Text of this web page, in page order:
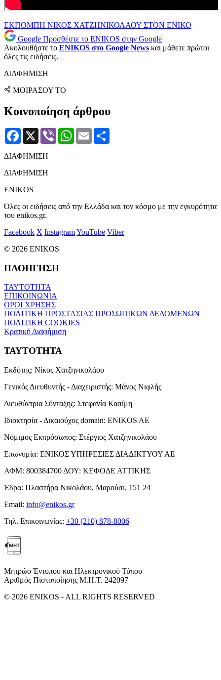
ΕΚΠΟΜΠΗ ΝΙΚΟΣ ΧΑΤΖΗΝΙΚΟΛΑΟΥ ΣΤΟΝ ΕΝΙΚΟ
Google Προσθέστε το ENIKOS στην Google
Ακολουθήστε το ENIKOS στο Google News και μάθετε πρώτοι
όλες τις ειδήσεις.
ΔΙΑΦΗΜΙΣΗ
ΜΟΙΡΑΣΟΥ ΤΟ
Κοινοποίηση άρθρου
Facebook
X Viber WhatsApp
Email
ΔΙΑΦΗΜΙΣΗ
ΔΙΑΦΗΜΙΣΗ
ENIKOS
Όλες οι ειδήσεις από την Ελλάδα και τον κόσμο με την εγκυρότητα
του enikos.gr.
Facebook X InstagramYouTube Viber
© 2026 ENIKOS
ΠΛΟΗΓΗΣΗ
ΤΑΥΤΟΤΗΤΑ
ΕΠΙΚΟΙΝΩΝΙΑ
ΟΡΟΙ ΧΡΗΣΗΣ
ΠΟΛΙΤΙΚΗ ΠΡΟΣΤΑΣΙΑΣ ΠΡΟΣΩΠΙΚΩΝ ΔΕΔΟΜΕΝΩΝ
ΠΟΛΙΤΙΚΗ COOKIES
Κρατική Διαφήμιση
ΤΑΥΤΟΤΗΤΑ
Εκδότης: Νίκος Χατζηνικολάου
Γενικός Διευθυντής - Διαχειριστής: Μάνος Νιφλής
Διευθύντρια Σύνταξης: Στεφανία Κασίμη
Ιδιοκτησία - Δικαιούχος domain: ENIKOS AE
Νόμιμος Εκπρόσωπος: Στέργιος Χατζηνικολάου
Επωνυμία: ΕΝΙΚΟΣ ΥΠΗΡΕΣΙΕΣ ΔΙΑΔΙΚΤΥΟΥ ΑΕ
ΑΦΜ: 800384700 ΔΟΥ: ΚΕΦΟΔΕ ΑΤΤΙΚΗΣ
Έδρα: Πλαστήρα Νικολάου, Μαρούσι, 151 24
Email: info@enikos.gr
Τηλ. Επικοινωνίας: +30 (210) 878-8006
Μητρώο Έντυπου και Ηλεκτρονικού Τύπου
Αριθμός Πιστοποίησης Μ.Η.Τ. 242097
© 2026 ENIKOS - ALL RIGHTS RESERVED